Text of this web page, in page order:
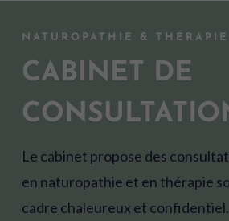
NATUROPATHIE &
CABINET DE
Le cabinet propose des
en naturopathie et en thérapie
cadre chaleureux et confidentiel.